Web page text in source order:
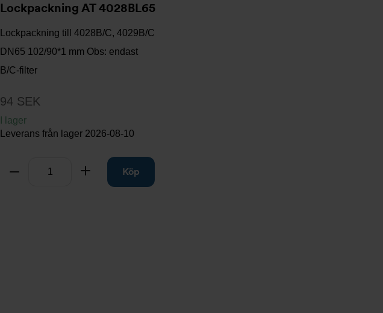
Lockpackning AT 4028BL65
Lockpackning till 4028B/C, 4029B/C
DN65 102/90*1 mm Obs: endast
B/C-filter
94 SEK
I lager
Leverans från lager 2026-08-10
Ta bort Lägg tillKöp